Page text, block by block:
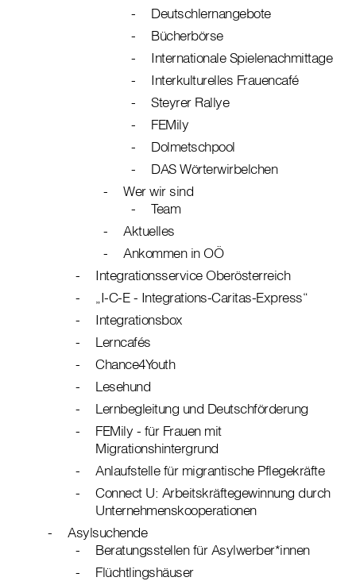
Deutschlernangebote
Bücherbörse
Internationale Spielenachmittage
Interkulturelles Frauencafé
Steyrer Rallye
FEMily
Dolmetschpool
DAS Wörterwirbelchen
Wer wir sind
Team
Aktuelles
Ankommen in OÖ
Integrationsservice Oberösterreich
„I-C-E - Integrations-Caritas-Express“
Integrationsbox
Lerncafés
Chance4Youth
Lesehund
Lernbegleitung und Deutschförderung
FEMily - für Frauen mit
Migrationshintergrund
Anlaufstelle für migrantische Pflegekräfte
Connect U: Arbeitskräftegewinnung durch
Unternehmenskooperationen
Asylsuchende
Beratungsstellen für Asylwerber*innen
Flüchtlingshäuser